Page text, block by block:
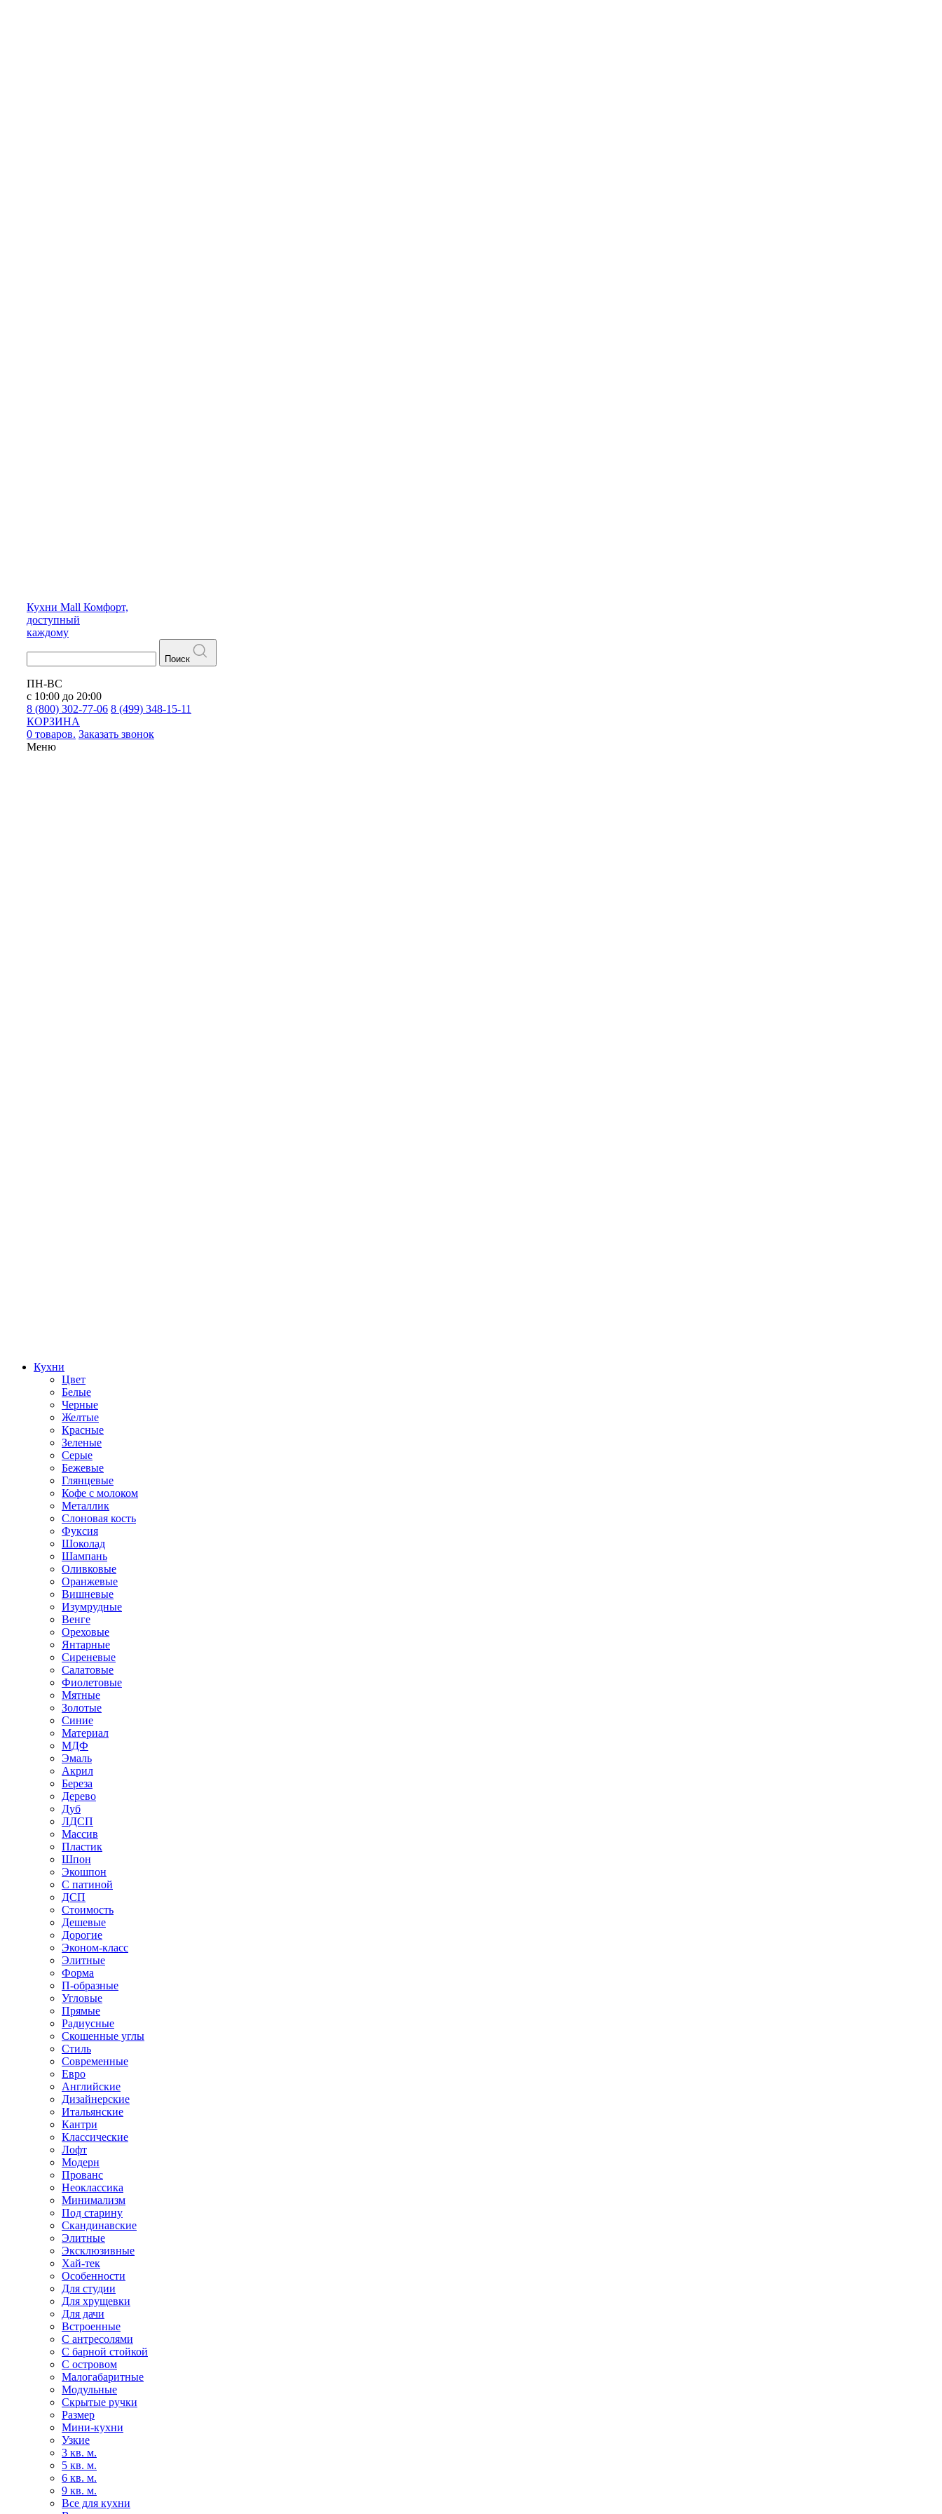
Кухни Mall Комфорт,
доступный
каждому
Поиск
ПН-ВС
с 10:00 до 20:00
8 (800) 302-77-06 8 (499) 348-15-11
КОРЗИНА
0 товаров. Заказать звонок
Меню
Кухни
Цвет
Белые
Черные
Желтые
Красные
Зеленые
Серые
Бежевые
Глянцевые
Кофе с молоком
Металлик
Слоновая кость
Фуксия
Шоколад
Шампань
Оливковые
Оранжевые
Вишневые
Изумрудные
Венге
Ореховые
Янтарные
Сиреневые
Салатовые
Фиолетовые
Мятные
Золотые
Синие
Материал
МДФ
Эмаль
Акрил
Береза
Дерево
Дуб
ЛДСП
Массив
Пластик
Шпон
Экошпон
С патиной
ДСП
Стоимость
Дешевые
Дорогие
Эконом-класс
Элитные
Форма
П-образные
Угловые
Прямые
Радиусные
Скошенные углы
Стиль
Современные
Евро
Английские
Дизайнерские
Итальянские
Кантри
Классические
Лофт
Модерн
Прованс
Неоклассика
Минимализм
Под старину
Скандинавские
Элитные
Эксклюзивные
Хай-тек
Особенности
Для студии
Для хрущевки
Для дачи
Встроенные
С антресолями
С барной стойкой
С островом
Малогабаритные
Модульные
Скрытые ручки
Размер
Мини-кухни
Узкие
3 кв. м.
5 кв. м.
6 кв. м.
9 кв. м.
Все для кухни